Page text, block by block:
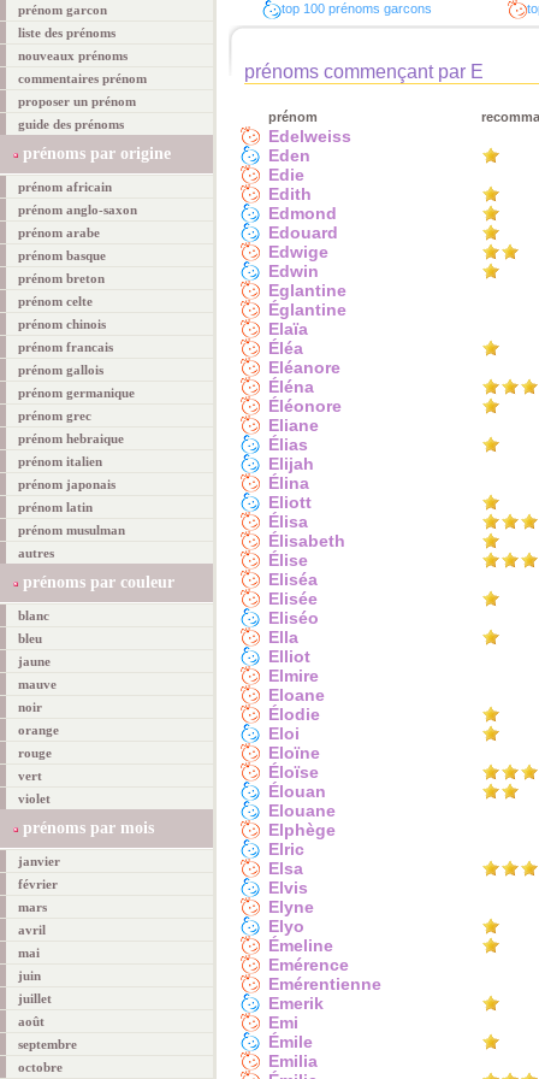
prénom garcon
liste des prénoms
nouveaux prénoms
commentaires prénom
proposer un prénom
guide des prénoms
prénoms par origine
prénom africain
prénom anglo-saxon
prénom arabe
prénom basque
prénom breton
prénom celte
prénom chinois
prénom francais
prénom gallois
prénom germanique
prénom grec
prénom hebraique
prénom italien
prénom japonais
prénom latin
prénom musulman
autres
prénoms par couleur
blanc
bleu
jaune
mauve
noir
orange
rouge
vert
violet
prénoms par mois
janvier
février
mars
avril
mai
juin
juillet
août
septembre
octobre
top 100 prénoms garcons
prénoms commençant par E
prénom
Edelweiss
Eden
Edie
Edith
Edmond
Edouard
Edwige
Edwin
Eglantine
Églantine
Elaïa
Éléa
Eléanore
Éléna
Éléonore
Eliane
Élias
Elijah
Élina
Eliott
Élisa
Élisabeth
Élise
Eliséa
Elisée
Eliséo
Ella
Elliot
Elmire
Eloane
Élodie
Eloi
Eloïne
Éloïse
Élouan
Elouane
Elphège
Elric
Elsa
Elvis
Elyne
Elyo
Émeline
Emérence
Emérentienne
Emerik
Emi
Émile
Emilia